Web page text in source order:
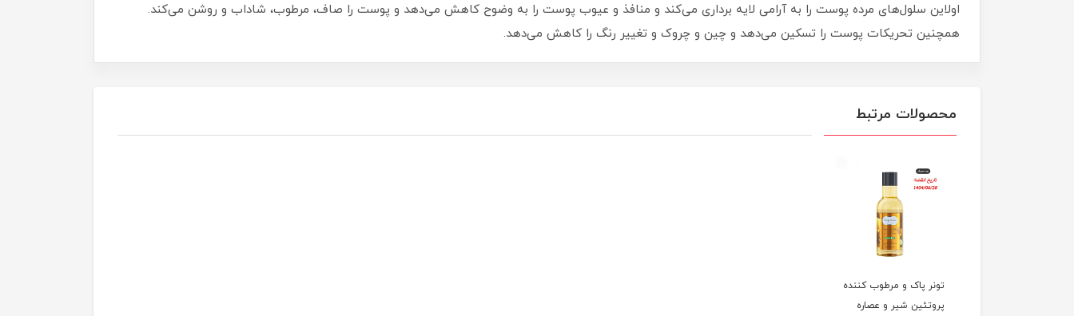
اولاین سلول‌های مرده پوست را به آرامی لایه برداری می‌کند و منافذ و عیوب پوست را به وضوح کاهش می‌دهد و پوست را صاف، مرطوب، شاداب و روشن می‌کند.
همچنین تحریکات پوست را تسکین می‌دهد و چین و چروک و تغییر رنگ را کاهش می‌دهد.
محصولات مرتبط
تونر پاک و مرطوب کننده
پروتئین شیر و عصاره